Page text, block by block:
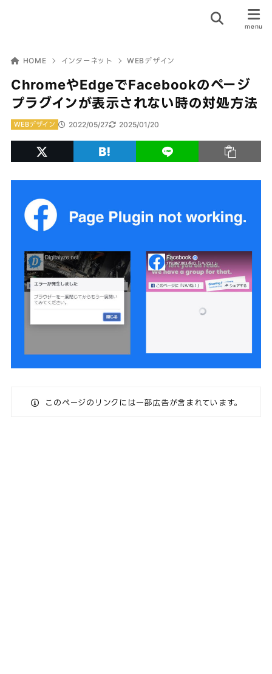
HOME インターネット WEBデザイン
ChromeやEdgeでFacebookのページ
プラグインが表示されない時の対処方法
2022/05/27 2025/01/20
WEBデザイン
このページのリンクには一部広告が含まれています。